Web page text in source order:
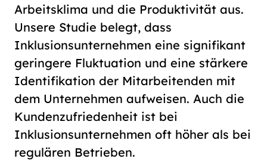
Arbeitsklima und die Produktivität aus.
Unsere Studie belegt, dass
Inklusionsunternehmen eine signifikant
geringere Fluktuation und eine stärkere
Identifikation der Mitarbeitenden mit
dem Unternehmen aufweisen. Auch die
Kundenzufriedenheit ist bei
Inklusionsunternehmen oft höher als bei
regulären Betrieben.